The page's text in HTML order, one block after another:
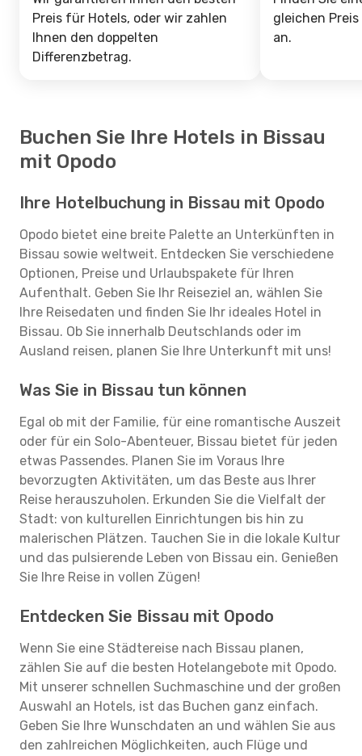
Preis für Hotels, oder wir zahlen
Ihnen den doppelten
Differenzbetrag.
gleichen
an.
Buchen Sie Ihre Hotels in Bissau
mit Opodo
Ihre Hotelbuchung in Bissau mit Opodo
Opodo bietet eine breite Palette an Unterkünften in
Bissau sowie weltweit. Entdecken Sie verschiedene
Optionen, Preise und Urlaubspakete für Ihren
Aufenthalt. Geben Sie Ihr Reiseziel an, wählen Sie
Ihre Reisedaten und finden Sie Ihr ideales Hotel in
Bissau. Ob Sie innerhalb Deutschlands oder im
Ausland reisen, planen Sie Ihre Unterkunft mit uns!
Was Sie in Bissau tun können
Egal ob mit der Familie, für eine romantische Auszeit
oder für ein Solo-Abenteuer, Bissau bietet für jeden
etwas Passendes. Planen Sie im Voraus Ihre
bevorzugten Aktivitäten, um das Beste aus Ihrer
Reise herauszuholen. Erkunden Sie die Vielfalt der
Stadt: von kulturellen Einrichtungen bis hin zu
malerischen Plätzen. Tauchen Sie in die lokale Kultur
und das pulsierende Leben von Bissau ein. Genießen
Sie Ihre Reise in vollen Zügen!
Entdecken Sie Bissau mit Opodo
Wenn Sie eine Städtereise nach Bissau planen,
zählen Sie auf die besten Hotelangebote mit Opodo.
Mit unserer schnellen Suchmaschine und der großen
Auswahl an Hotels, ist das Buchen ganz einfach.
Geben Sie Ihre Wunschdaten an und wählen Sie aus
den zahlreichen Möglichkeiten, auch Flüge und